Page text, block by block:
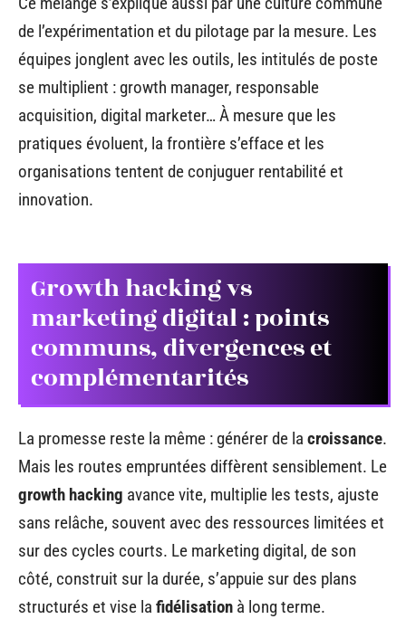
de l’expérimentation et du pilotage par la mesure. Les
équipes jonglent avec les outils, les intitulés de poste
se multiplient : growth manager, responsable
acquisition, digital marketer… À mesure que les
pratiques évoluent, la frontière s’efface et les
organisations tentent de conjuguer rentabilité et
innovation.
Growth hacking vs
marketing digital : points
communs, divergences et
complémentarités
La promesse reste la même : générer de la croissance.
Mais les routes empruntées diffèrent sensiblement. Le
growth hacking avance vite, multiplie les tests, ajuste
sans relâche, souvent avec des ressources limitées et
sur des cycles courts. Le marketing digital, de son
côté, construit sur la durée, s’appuie sur des plans
structurés et vise la fidélisation à long terme.